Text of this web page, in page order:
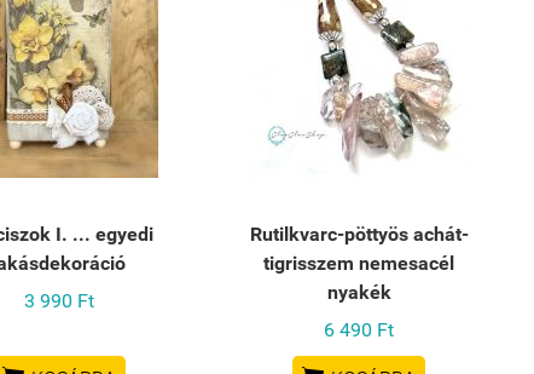
I. ... egyedi
3 990 Ft
Rutilkvarc-pöttyös achát-
tigrisszem nemesacél
nyakék
6 490 Ft